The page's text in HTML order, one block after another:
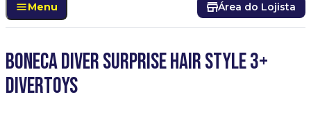
Menu Área do Lojista
BONECA DIVER SURPRISE HAIR STYLE 3+
DIVERTOYS